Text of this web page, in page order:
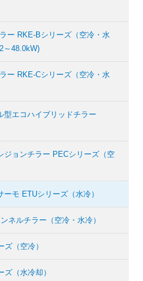
ー RKE-Bシリーズ（空冷・水
～48.0kW)
ー RKE-Cシリーズ（空冷・水
型エコハイブリッドチラー
ジョンチラー PECシリーズ（空
ーモ ETUシリーズ（水冷）
ネルチラー（空冷・水冷）
ズ（空冷）
ズ（水冷却）